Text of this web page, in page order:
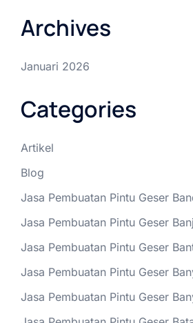
Archives
Januari 2026
Categories
Artikel
Blog
Jasa Pembuatan Pintu Geser
Jasa Pembuatan Pintu Geser
Jasa Pembuatan Pintu Geser
Jasa Pembuatan Pintu Geser
Jasa Pembuatan Pintu Geser